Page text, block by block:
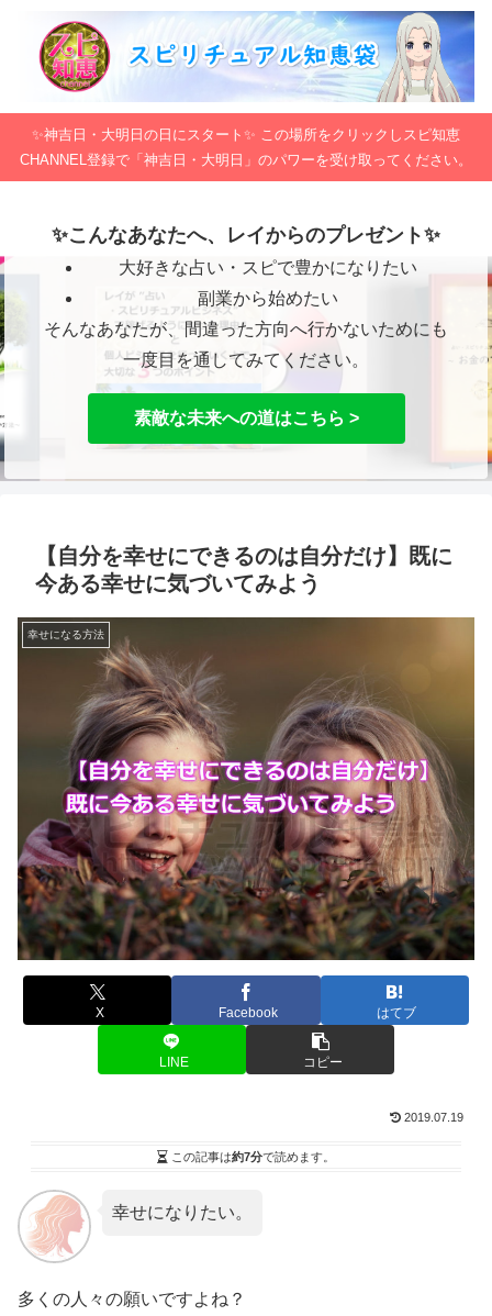
✨神吉日・大明日の日にスタート✨ この場所をクリックしスピ知恵
CHANNEL登録で「神吉日・大明日」のパワーを受け取ってください。
✨こんなあなたへ、レイからのプレゼント✨
大好きな占い・スピで豊かになりたい
副業から始めたい
そんなあなたが、間違った方向へ行かないためにも
一度目を通してみてください。
素敵な未来への道はこちら >
【自分を幸せにできるのは自分だけ】既に
今ある幸せに気づいてみよう
幸せになる方法
X Facebook はてブ
LINE コピー
2019.07.19
この記事は約7分で読めます。
幸せになりたい。
多くの人々の願いですよね？